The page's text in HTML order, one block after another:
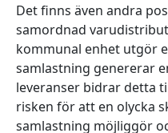
Det finns även andra
samordnad
kommunal enhet utgör
samlastning genererar
leveranser bidrar detta
risken för att en olycka
samlastning möjliggör